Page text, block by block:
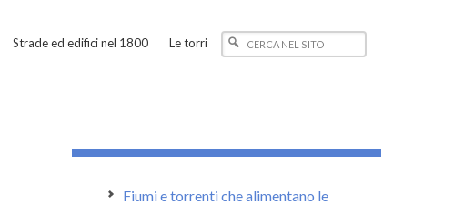
Strade ed edifici nel 1800 Le torri
Fiumi e torrenti che alimentano le